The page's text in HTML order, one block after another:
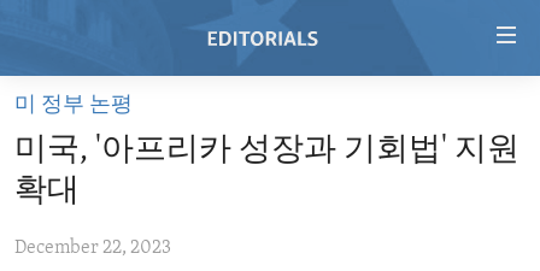
Skip
main
content
to
HOME
VIDEO
REGIONS
미 정부 논평
미국, '아프리카 성장과 기회법' 지원
확대
December 22, 2023